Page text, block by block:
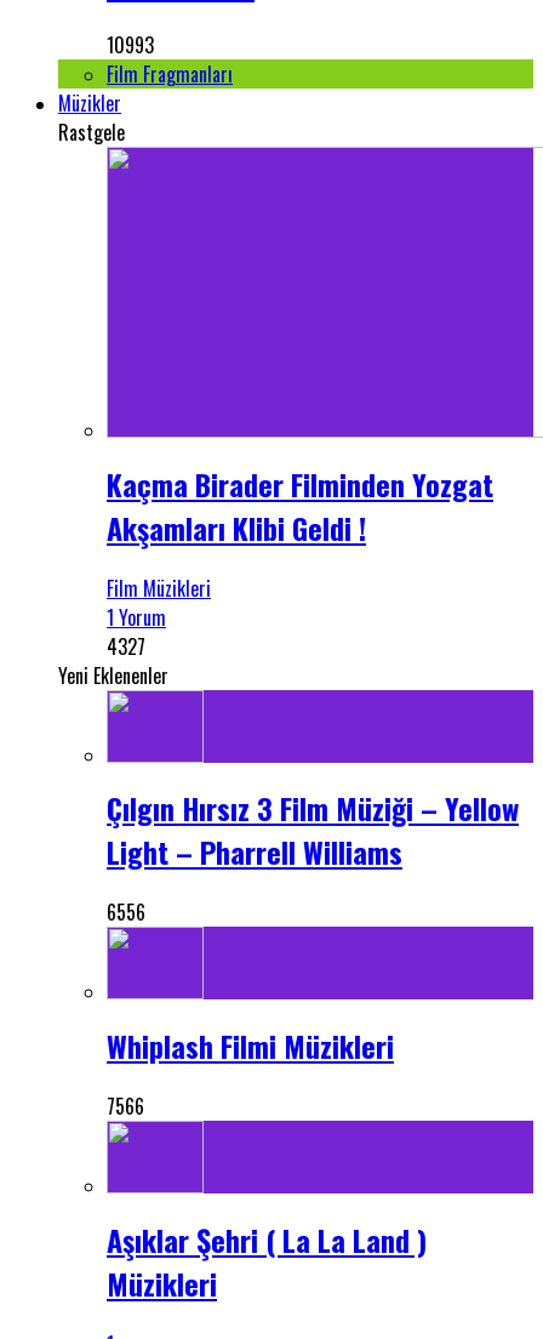
10993
Film Fragmanları
Müzikler
Rastgele
Kaçma Birader Filminden Yozgat
Akşamları Klibi Geldi !
Film Müzikleri
1 Yorum
4327
Yeni Eklenenler
Çılgın Hırsız 3 Film Müziği – Yellow
Light – Pharrell Williams
6556
Whiplash Filmi Müzikleri
7566
Aşıklar Şehri ( La La Land )
Müzikleri